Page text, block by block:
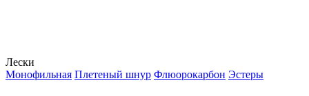
Лески
Монофильная Плетеный шнур Флюорокарбон Эстеры